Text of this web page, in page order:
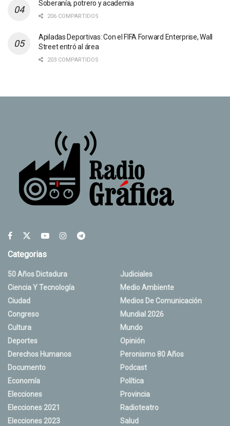
Soberanía, potrero y academia
206 COMPARTIDOS
Apiladas Deportivas: Con el FIFA Forward Enterprise, Wall
Street entró al área
203 COMPARTIDOS
Categorias
50 Años Dictadura
Ciencia Y Tecnología
Ciudad
Congreso
Cultura
Deportes
Derechos Humanos
Documento
Economía
Elecciones
Elecciones 2021
Elecciones 2023
Judiciales
Medio Ambiente
Medios De Comunicación
Mundial 2026
Mundo
Opinión
Peronismo 80 Años
Podcast
Política
Provincia
Radioteatro
Salud